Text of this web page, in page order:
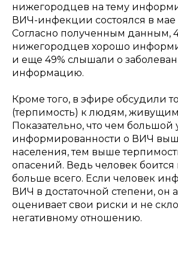
нижегородцев на тему
ВИЧ-инфекции состоялся в мае
Согласно полученным данным,
нижегородцев хорошо
и еще 49% слышали о
информацию.
Кроме того, в эфире обсудили
(терпимость) к людям,
Показательно, что чем большой
информированности о ВИЧ
населения, тем выше
опасений. Ведь человек боится
больше всего. Если человек
ВИЧ в достаточной степени, он
оценивает свои риски и не
негативному отношению.